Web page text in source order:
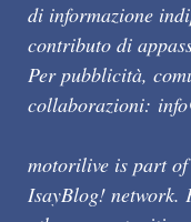
di informazione
contributo di
Per pubblicità,
collaborazioni:
motorilive is part
IsayBlog! network.